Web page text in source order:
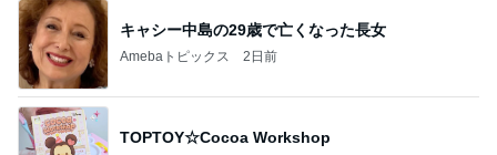
キャシー中島の29歳で亡くなった長女
Amebaトピックス 2日前
TOPTOY☆Cocoa Workshop